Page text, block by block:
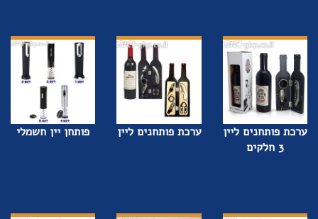
ערכת פותחנים ליין
3 חלקים
ערכת פותחנים ליין פותחן יין חשמלי